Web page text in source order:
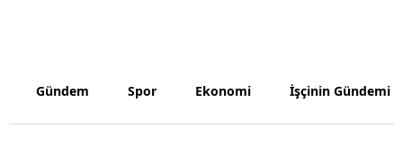
Rize
Gündem Spor Ekonomi İşçinin Gündemi